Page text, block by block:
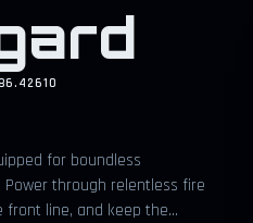
for boundless
through relentless fire
front line, and keep the…